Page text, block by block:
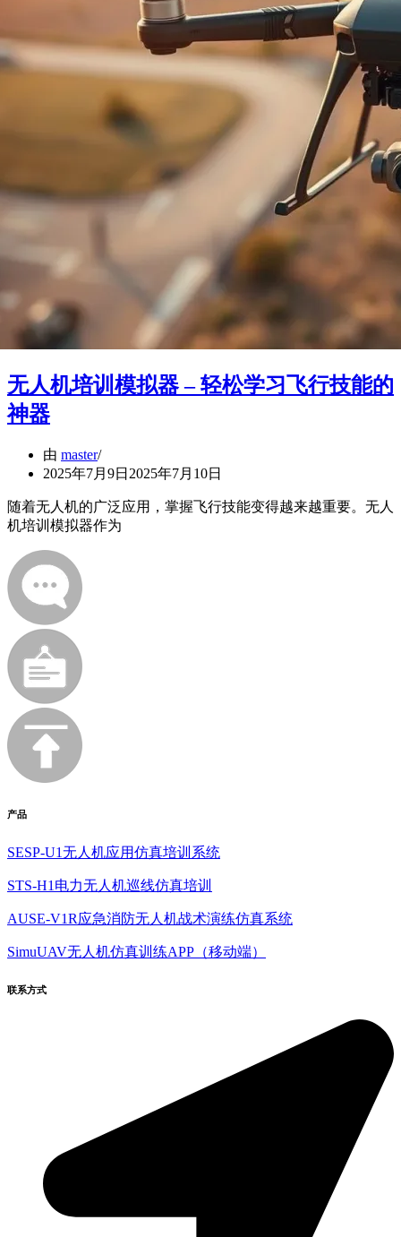
无人机培训模拟器 – 轻松学习飞行技能的
神器
由 master
2025年7月9日 2025年7月10日
随着无人机的广泛应用，掌握飞行技能变得越来越重要。无人
机培训模拟器作为
产品
SESP-U1无人机应用仿真培训系统
STS-H1电力无人机巡线仿真培训
AUSE-V1R应急消防无人机战术演练仿真系统
SimuUAV无人机仿真训练APP（移动端）
联系方式